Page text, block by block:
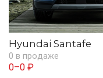
Hyundai Santafe
0 в продаже
0–0 ₽